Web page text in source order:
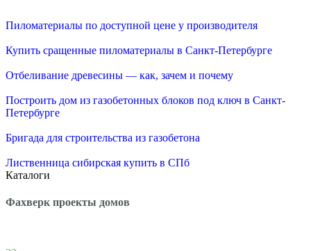
Пиломатериалы по доступной цене у производителя
Купить сращенные пиломатериалы в Санкт-Петербурге
Отбеливание древесины — как, зачем и почему
Построить дом из газобетонных блоков под ключ в Санкт-
Петербурге
Бригада для строительства из газобетона
Лиственница сибирская купить в СПб
Каталоги
Фахверк проекты домов